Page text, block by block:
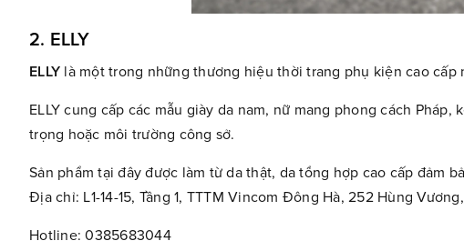
2. ELLY
ELLY là một trong những thương hiệu thời trang phụ kiện cao
ELLY cung cấp các mẫu giày da nam, nữ mang phong cách
trọng hoặc môi trường công sở.
Sản phẩm tại đây được làm từ da thật, da tổng hợp cao cấp đảm
Địa chỉ: L1-14-15, Tầng 1, TTTM Vincom Đông Hà, 252 Hùng
Hotline: 0385683044